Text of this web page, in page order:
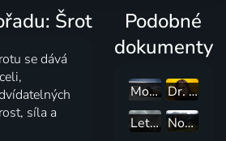
Šrot
se dává
síla a
Podobné
dokumenty
Modrá planeta II
Dr. Jeff: Veterinář ze Skalnatých hor
Letecké katastrofy
Norské domy snů